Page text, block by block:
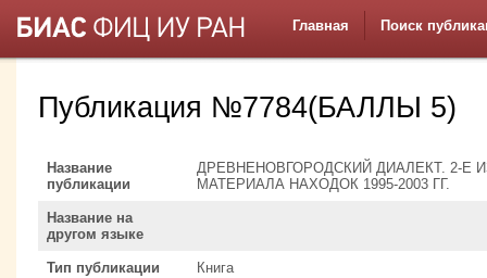
Главная Поиск
Публикация №7784(БАЛЛЫ 5)
Название
публикации
ДРЕВНЕНОВГОРОДСКИЙ ДИАЛЕКТ. 2-Е
МАТЕРИАЛА НАХОДОК 1995-2003 ГГ.
Название на
другом языке
Тип публикации Книга